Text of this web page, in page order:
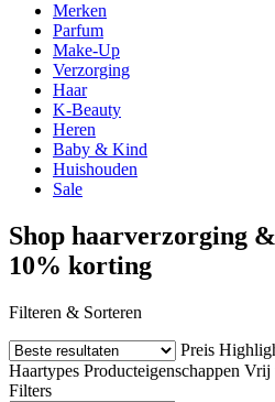
Merken
Parfum
Make-Up
Verzorging
Haar
K-Beauty
Heren
Baby & Kind
Huishouden
Sale
Shop haarverzorging
10% korting
Filteren & Sorteren
Preis
Haartypes Producteigenschappen Vrij
Filters